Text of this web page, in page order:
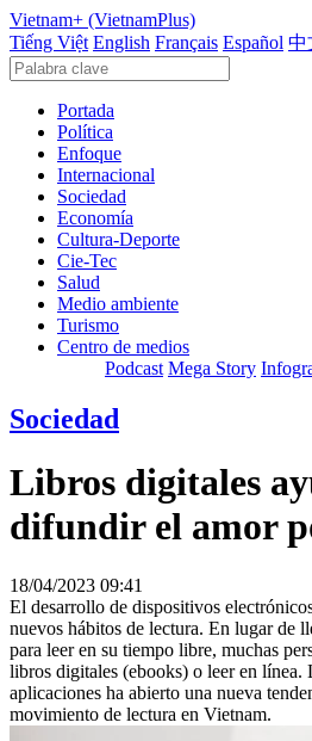
Vietnam+ (VietnamPlus)
Tiếng Việt English Français Español 中
Portada
Política
Enfoque
Internacional
Sociedad
Economía
Cultura-Deporte
Cie-Tec
Salud
Medio ambiente
Turismo
Centro de medios
Podcast Mega Story
Sociedad
Libros digitales
difundir el amor
18/04/2023 09:41
El desarrollo de dispositivos
nuevos hábitos de lectura. En lugar de
para leer en su tiempo libre, muchas
libros digitales (ebooks) o leer en línea.
aplicaciones ha abierto una nueva
movimiento de lectura en Vietnam.